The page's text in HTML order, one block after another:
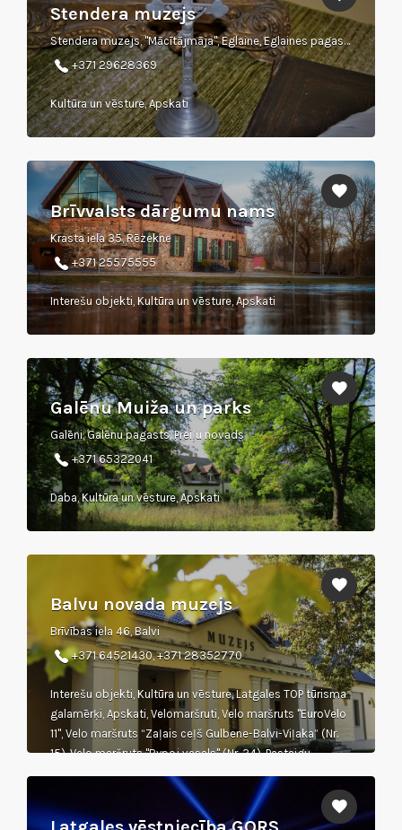
Stendera muzejs
Stendera muzejs, "Mācītājmāja", Eglaine, Eglaines pagasts, Augšdaugavas novads, LV–5444
+371 29628369
Kultūra un vēsture, Apskati
Brīvvalsts dārgumu nams
Krasta iela 35, Rēzekne
+371 25575555
Interešu objekti, Kultūra un vēsture, Apskati
Galēnu Muiža un parks
Galēni, Galēnu pagasts, Preiļu novads
+371 65322041
Daba, Kultūra un vēsture, Apskati
Balvu novada muzejs
Brīvības iela 46, Balvi
+371 64521430, +371 28352770
Interešu objekti, Kultūra un vēsture, Latgales TOP tūrisma
galamērķi, Apskati, Velomaršruti, Velo maršruts "EuroVelo
11", Velo maršruts “Zaļais ceļš Gulbene-Balvi-Viļaka” (Nr.
15), Velo maršruts "Rypoj vasals" (Nr. 34), Pastaigu
maršruti